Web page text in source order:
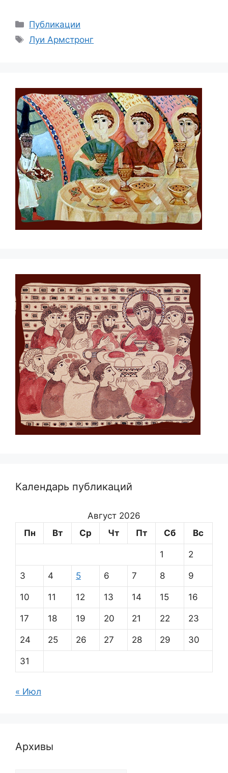
Рубрики
Публикации
Метки
Луи Армстронг
Календарь публикаций
Август 2026
Пн
Вт Ср Чт Пт Сб Вс
1 2
3 4 5 6 7 8 9
10 11 12 13 14 15 16
17 18 19 20 21 22 23
24 25 26 27 28 29 30
31
« Июл
Архивы